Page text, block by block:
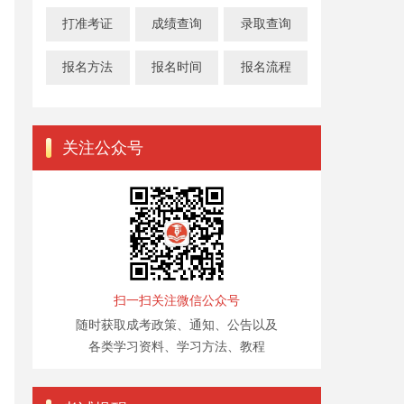
打准考证 成绩查询 录取查询
报名方法 报名时间 报名流程
关注公众号
扫一扫关注微信公众号
随时获取成考政策、通知、公告以及
各类学习资料、学习方法、教程